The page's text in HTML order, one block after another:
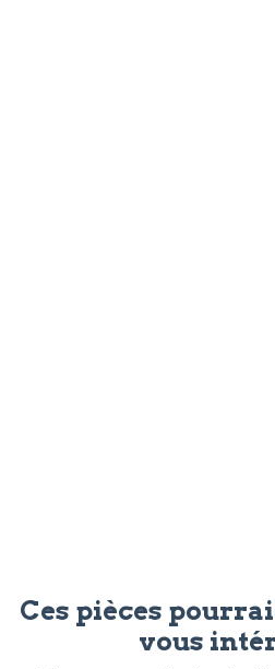
Ces pièces
vous